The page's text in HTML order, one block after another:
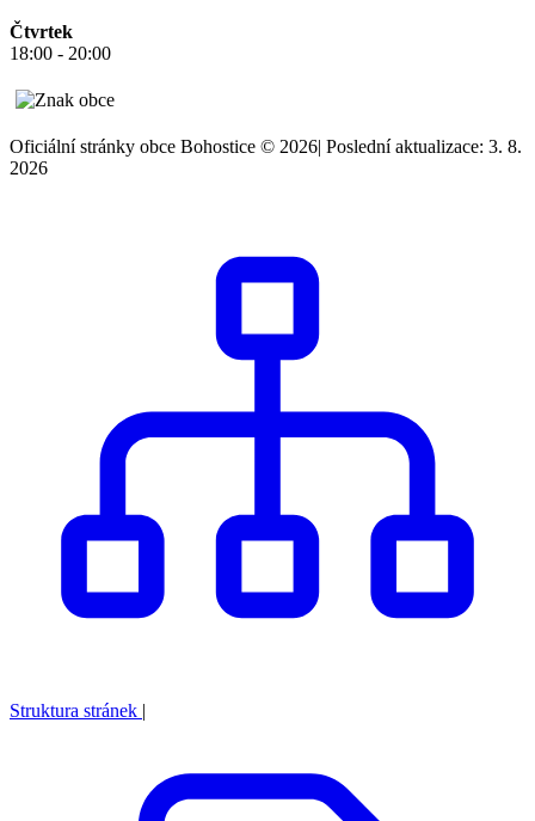
Čtvrtek
18:00 - 20:00
Oficiální stránky obce Bohostice © 2026| Poslední aktualizace: 3. 8.
2026
Struktura stránek |